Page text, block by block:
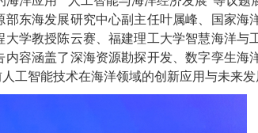
东海发展研究中心副主任叶属峰、国家海
学教授陈云赛、福建理工大学智慧海洋与
容涵盖了深海资源勘探开发、数字孪生海
工智能技术在海洋领域的创新应用与未来发